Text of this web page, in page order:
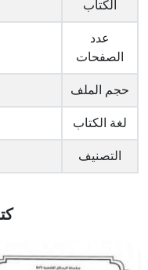
الكتاب
عدد
الصفحات
حجم الملف
لغة الكتاب
التصنيف